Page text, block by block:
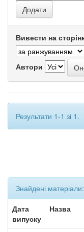
Вивести на
Автори
Результати 1-1 зі 1.
Знайдені матеріали:
Дата
випуску
Назва